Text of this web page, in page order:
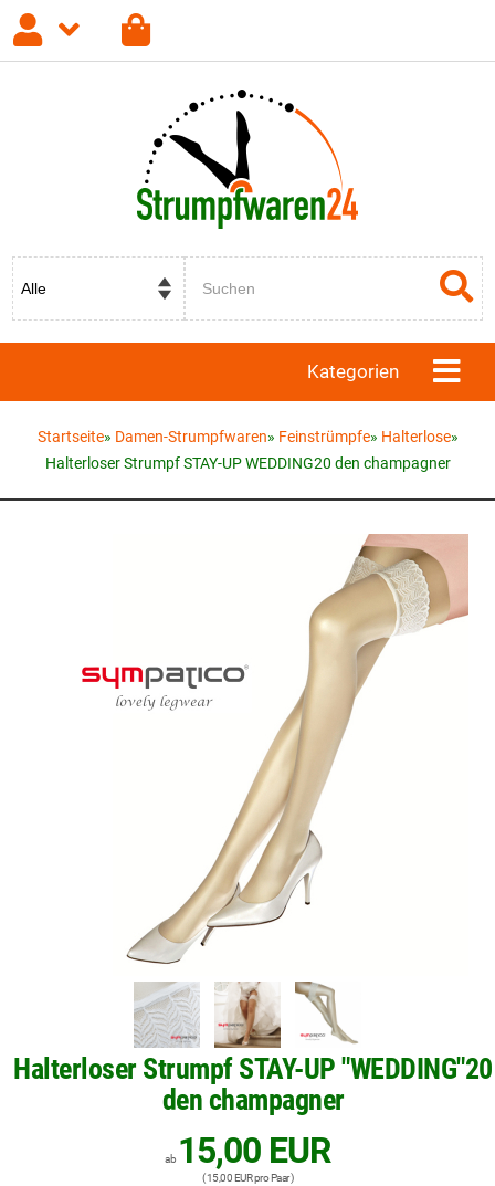
Registrieren Passwort vergessen?
Kategorien
Startseite» Damen-Strumpfwaren» Feinstrümpfe» Halterlose»
Halterloser Strumpf STAY-UP WEDDING20 den champagner
Halterloser Strumpf STAY-UP "WEDDING"20
den champagner
ab 15,00 EUR
( 15,00 EUR pro Paar )